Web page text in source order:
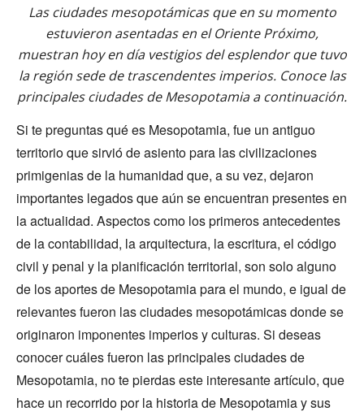
Las ciudades mesopotámicas que en su momento
estuvieron asentadas en el Oriente Próximo,
muestran hoy en día vestigios del esplendor que tuvo
la región sede de trascendentes imperios. Conoce las
principales ciudades de Mesopotamia a continuación.
Si te preguntas qué es Mesopotamia, fue un antiguo
territorio que sirvió de asiento para las civilizaciones
primigenias de la humanidad que, a su vez, dejaron
importantes legados que aún se encuentran presentes en
la actualidad. Aspectos como los primeros antecedentes
de la contabilidad, la arquitectura, la escritura, el código
civil y penal y la planificación territorial, son solo alguno
de los aportes de Mesopotamia para el mundo, e igual de
relevantes fueron las ciudades mesopotámicas donde se
originaron imponentes imperios y culturas. Si deseas
conocer cuáles fueron las principales ciudades de
Mesopotamia, no te pierdas este interesante artículo, que
hace un recorrido por la historia de Mesopotamia y sus